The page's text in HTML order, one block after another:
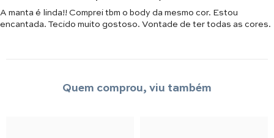
A manta é linda!! Comprei tbm o body da mesmo cor. Estou
encantada. Tecido muito gostoso. Vontade de ter todas as cores.
Quem comprou, viu também